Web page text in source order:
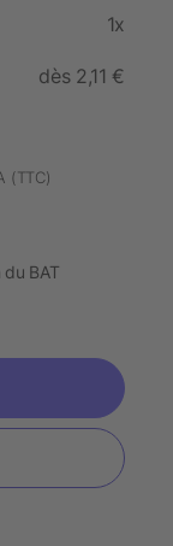
1x
dès 2,11 €
(TTC)
BAT